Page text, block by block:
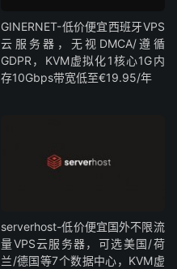
GINERNET-低价便宜西班牙VPS
云服务器，无视DMCA/遵循
GDPR，KVM虚拟化1核心1G内
存10Gbps带宽低至€19.95/年
serverhost-低价便宜国外不限流
量VPS云服务器，可选美国/荷
兰/德国等7个数据中心，KVM虚